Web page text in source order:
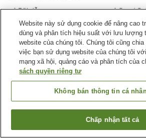
Bãi đỗ xe
Spa /
Nhà hàng
Bar
Trang chủ Hàn Quốc Busan Huyện
Lotte Hotel Busan
Tìm phòng trống
Website này sử dụng cookie để nâng cao
dùng và phân tích hiệu suất với lưu lượng
website của chúng tôi. Chúng tôi cũng
việc bạn sử dụng website của chúng tôi
mạng xã hội, quảng cáo và phân tích của
sách quyền riêng tư
Không bán thông tin cá
Chấp nhận tất cả